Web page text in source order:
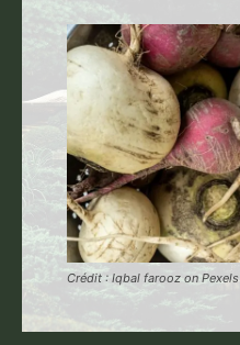
Crédit : Iqbal farooz on Pexels